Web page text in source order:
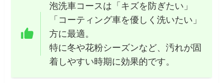
泡洗車コースは「キズを防ぎたい」
「コーティング車を優しく洗いたい」
方に最適。
特に冬や花粉シーズンなど、汚れが固
着しやすい時期に効果的です。